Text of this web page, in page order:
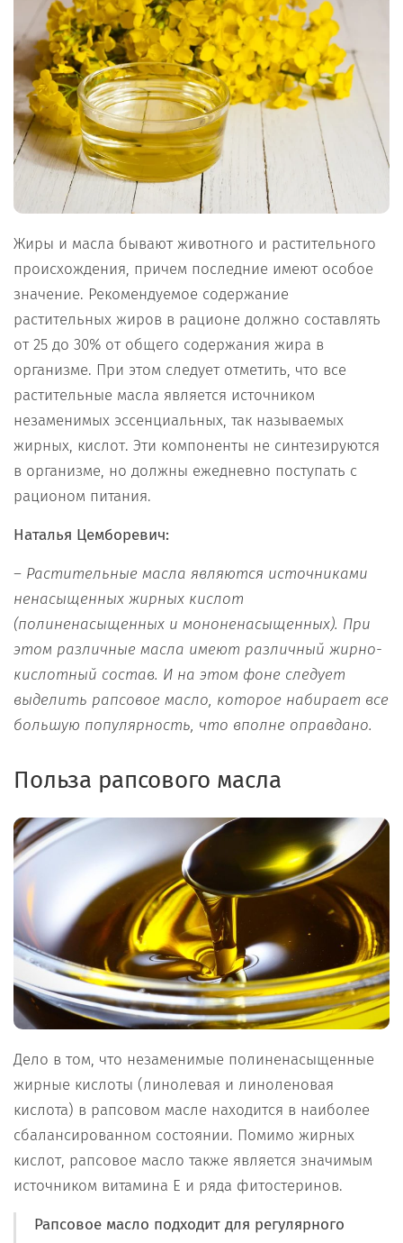
Жиры и масла бывают животного и растительного
происхождения, причем последние имеют особое
значение. Рекомендуемое содержание
растительных жиров в рационе должно составлять
от 25 до 30% от общего содержания жира в
организме. При этом следует отметить, что все
растительные масла является источником
незаменимых эссенциальных, так называемых
жирных, кислот. Эти компоненты не синтезируются
в организме, но должны ежедневно поступать с
рационом питания.
Наталья Цемборевич:
– Растительные масла являются источниками
ненасыщенных жирных кислот
(полиненасыщенных и мононенасыщенных). При
этом различные масла имеют различный жирно-
кислотный состав. И на этом фоне следует
выделить рапсовое масло, которое набирает все
большую популярность, что вполне оправдано.
Польза рапсового масла
Дело в том, что незаменимые полиненасыщенные
жирные кислоты (линолевая и линоленовая
кислота) в рапсовом масле находится в наиболее
сбалансированном состоянии. Помимо жирных
кислот, рапсовое масло также является значимым
источником витамина Е и ряда фитостеринов.
Рапсовое масло подходит для регулярного